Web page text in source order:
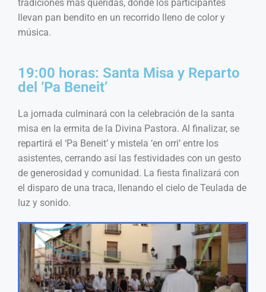
tradiciones más queridas, donde los participantes
llevan pan bendito en un recorrido lleno de color y
música.
19:00 horas: Santa Misa y Reparto
del ‘Pa Beneit’
La jornada culminará con la celebración de la santa
misa en la ermita de la Divina Pastora. Al finalizar, se
repartirá el ‘Pa Beneit’ y mistela ‘en orri’ entre los
asistentes, cerrando así las festividades con un gesto
de generosidad y comunidad. La fiesta finalizará con
el disparo de una traca, llenando el cielo de Teulada de
luz y sonido.